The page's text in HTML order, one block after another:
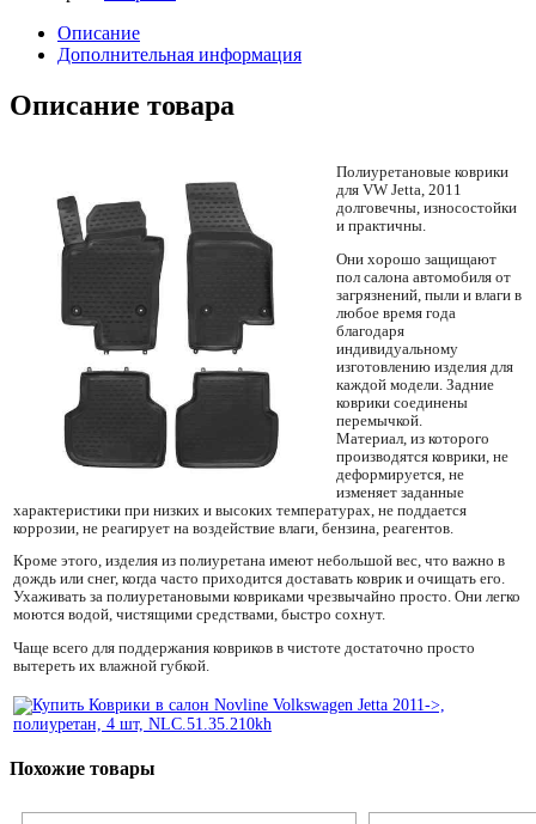
Описание
Дополнительная информация
Описание товара
Полиуретановые коврики
для VW Jetta, 2011
долговечны, износостойки
и практичны.
Они хорошо защищают
пол салона автомобиля от
загрязнений, пыли и влаги в
любое время года
благодаря
индивидуальному
изготовлению изделия для
каждой модели. Задние
коврики соединены
перемычкой.
Материал, из которого
производятся коврики, не
деформируется, не
изменяет заданные
характеристики при низких и высоких температурах, не поддается
коррозии, не реагирует на воздействие влаги, бензина, реагентов.
Кроме этого, изделия из полиуретана имеют небольшой вес, что важно в
дождь или снег, когда часто приходится доставать коврик и очищать его.
Ухаживать за полиуретановыми ковриками чрезвычайно просто. Они легко
моются водой, чистящими средствами, быстро сохнут.
Чаще всего для поддержания ковриков в чистоте достаточно просто
вытереть их влажной губкой.
Похожие товары